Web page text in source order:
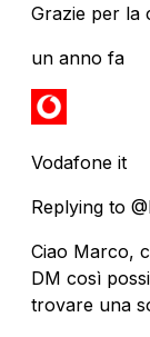
Grazie per la
un anno fa
Vodafone it
Replying to
Ciao Marco,
DM così
trovare una